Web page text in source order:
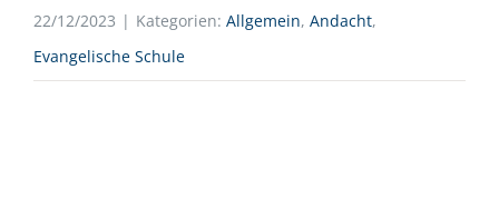
22/12/2023 | Kategorien: Allgemein, Andacht,
Evangelische Schule